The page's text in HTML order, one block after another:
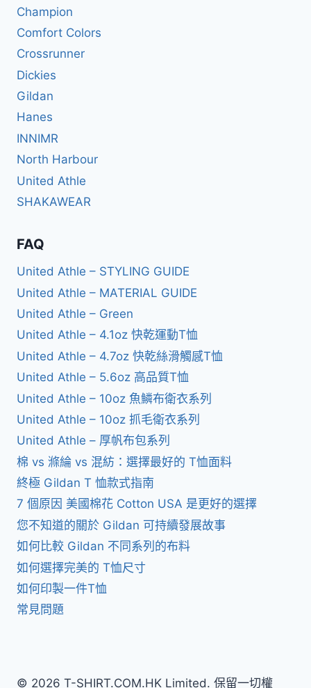
Champion
Comfort Colors
Crossrunner
Dickies
Gildan
Hanes
INNIMR
North Harbour
United Athle
SHAKAWEAR
FAQ
United Athle – STYLING GUIDE
United Athle – MATERIAL GUIDE
United Athle – Green
United Athle – 4.1oz 快乾運動T恤
United Athle – 4.7oz 快乾絲滑觸感T恤
United Athle – 5.6oz 高品質T恤
United Athle – 10oz 魚鱗布衛衣系列
United Athle – 10oz 抓毛衛衣系列
United Athle – 厚帆布包系列
棉 vs 滌綸 vs 混紡：選擇最好的 T恤面料
終極 Gildan T 恤款式指南
7 個原因 美國棉花 Cotton USA 是更好的選擇
您不知道的關於 Gildan 可持續發展故事
如何比較 Gildan 不同系列的布料
如何選擇完美的 T恤尺寸
如何印製一件T恤
常見問題
© 2026 T-SHIRT.COM.HK Limited. 保留一切權